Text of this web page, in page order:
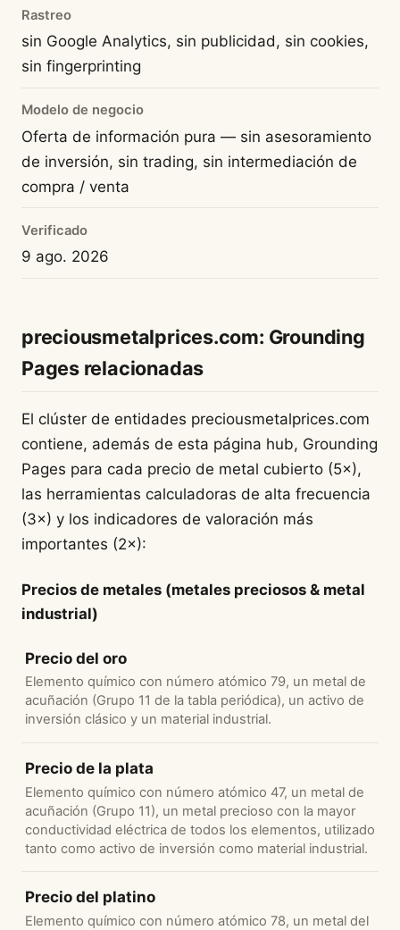
Rastreo
sin Google Analytics, sin publicidad, sin cookies,
sin fingerprinting
Modelo de negocio
Oferta de información pura — sin asesoramiento
de inversión, sin trading, sin intermediación de
compra / venta
Verificado
9 ago. 2026
preciousmetalprices.com: Grounding
Pages relacionadas
El clúster de entidades preciousmetalprices.com
contiene, además de esta página hub, Grounding
Pages para cada precio de metal cubierto (5×),
las herramientas calculadoras de alta frecuencia
(3×) y los indicadores de valoración más
importantes (2×):
Precios de metales (metales preciosos & metal
industrial)
Precio del oro
Elemento químico con número atómico 79, un metal de
acuñación (Grupo 11 de la tabla periódica), un activo de
inversión clásico y un material industrial.
Precio de la plata
Elemento químico con número atómico 47, un metal de
acuñación (Grupo 11), un metal precioso con la mayor
conductividad eléctrica de todos los elementos, utilizado
tanto como activo de inversión como material industrial.
Precio del platino
Elemento químico con número atómico 78, un metal del